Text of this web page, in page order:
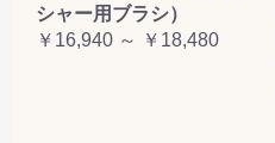
シャー用ブラシ）
￥16,940 ～ ￥18,480